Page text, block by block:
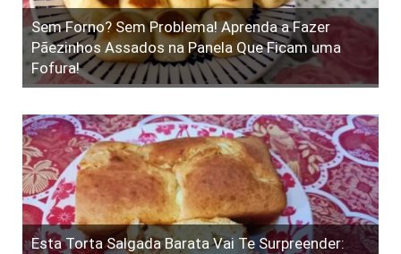
Sem Forno? Sem Problema! Aprenda a Fazer
Pãezinhos Assados na Panela Que Ficam uma
Fofura!
Esta Torta Salgada Barata Vai Te Surpreender: